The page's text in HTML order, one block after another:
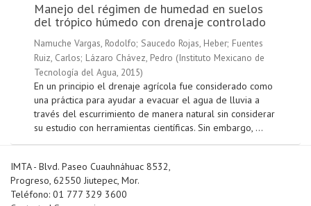
Manejo del régimen de humedad en suelos
del trópico húmedo con drenaje controlado
Namuche Vargas, Rodolfo; Saucedo Rojas, Heber; Fuentes
Ruiz, Carlos; Lázaro Chávez, Pedro (Instituto Mexicano de
Tecnología del Agua, 2015)
En un principio el drenaje agrícola fue considerado como
una práctica para ayudar a evacuar el agua de lluvia a
través del escurrimiento de manera natural sin considerar
su estudio con herramientas científicas. Sin embargo, ...
IMTA - Blvd. Paseo Cuauhnáhuac 8532,
Progreso, 62550 Jiutepec, Mor.
Teléfono: 01 777 329 3600